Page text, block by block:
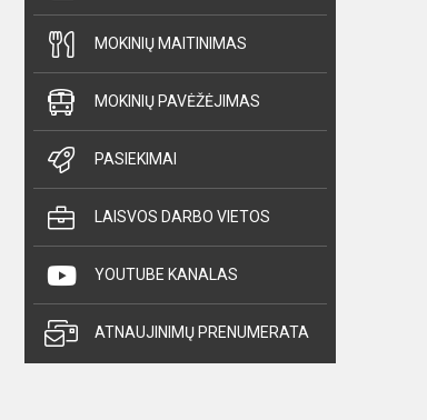
MOKINIŲ MAITINIMAS
MOKINIŲ PAVĖŽĖJIMAS
PASIEKIMAI
LAISVOS DARBO VIETOS
YOUTUBE KANALAS
ATNAUJINIMŲ PRENUMERATA